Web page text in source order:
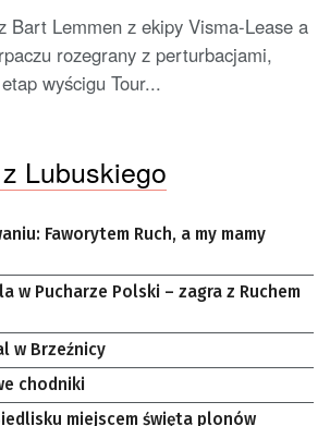
Bart Lemmen z ekipy Visma-Lease a
rozegrany z perturbacjami,
wyścigu Tour...
Lubuskiego
Faworytem Ruch, a my mamy
w Pucharze Polski – zagra z Ruchem
w Brzeźnicy
chodniki
miejscem święta plonów